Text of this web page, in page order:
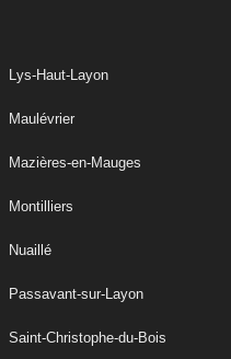
Lys-Haut-Layon
Maulévrier
Mazières-en-Mauges
Montilliers
Nuaillé
Passavant-sur-Layon
Saint-Christophe-du-Bois